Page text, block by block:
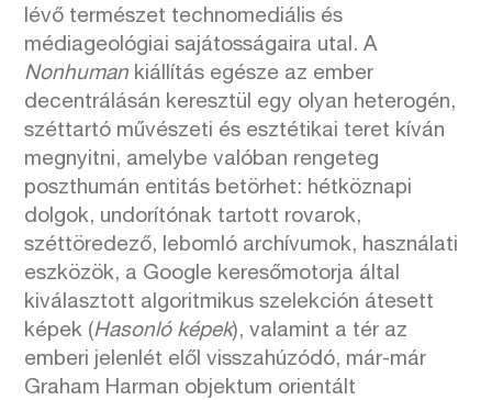
lévő természet technomediális és
médiageológiai sajátosságaira utal. A
Nonhuman kiállítás egésze az ember
decentrálásán keresztül egy olyan heterogén,
széttartó művészeti és esztétikai teret kíván
megnyitni, amelybe valóban rengeteg
poszthumán entitás betörhet: hétköznapi
dolgok, undorítónak tartott rovarok,
széttöredező, lebomló archívumok, használati
eszközök, a Google keresőmotorja által
kiválasztott algoritmikus szelekción átesett
képek (Hasonló képek), valamint a tér az
emberi jelenlét elől visszahúzódó, már-már
Graham Harman objektum orientált